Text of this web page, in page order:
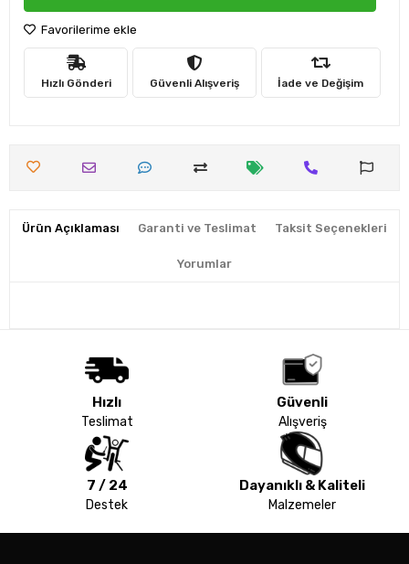
Favorilerime ekle
Hızlı Gönderi Güvenli Alışveriş İade ve Değişim
Ürün Açıklaması Garanti ve Teslimat Taksit Seçenekleri
Yorumlar
Hızlı
Teslimat
Güvenli
Alışveriş
7 / 24
Destek
Dayanıklı & Kaliteli
Malzemeler